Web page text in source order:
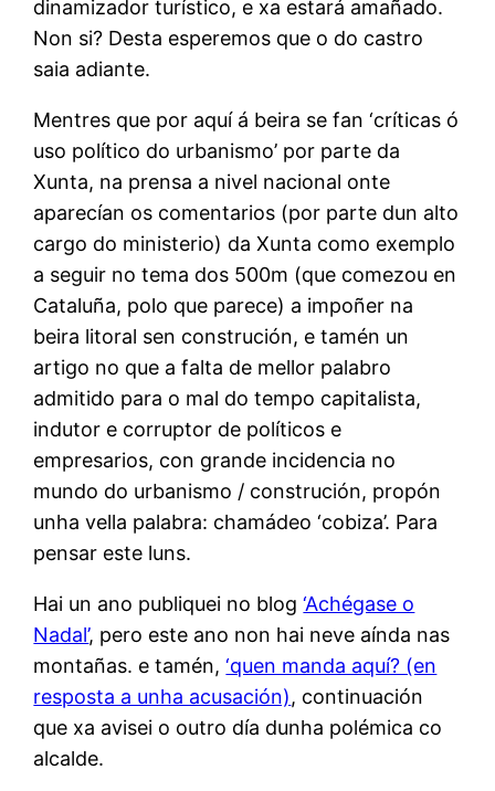
dinamizador turístico, e xa estará amañado.
Non si? Desta esperemos que o do castro
saia adiante.
Mentres que por aquí á beira se fan ‘críticas ó
uso político do urbanismo’ por parte da
Xunta, na prensa a nivel nacional onte
aparecían os comentarios (por parte dun alto
cargo do ministerio) da Xunta como exemplo
a seguir no tema dos 500m (que comezou en
Cataluña, polo que parece) a impoñer na
beira litoral sen construción, e tamén un
artigo no que a falta de mellor palabro
admitido para o mal do tempo capitalista,
indutor e corruptor de políticos e
empresarios, con grande incidencia no
mundo do urbanismo / construción, propón
unha vella palabra: chamádeo ‘cobiza’. Para
pensar este luns.
Hai un ano publiquei no blog‘Achégase o
Nadal’, pero este ano non hai neve aínda nas
montañas. e tamén,‘quen manda aquí? (en
resposta a unha acusación), continuación
que xa avisei o outro día dunha polémica co
alcalde.